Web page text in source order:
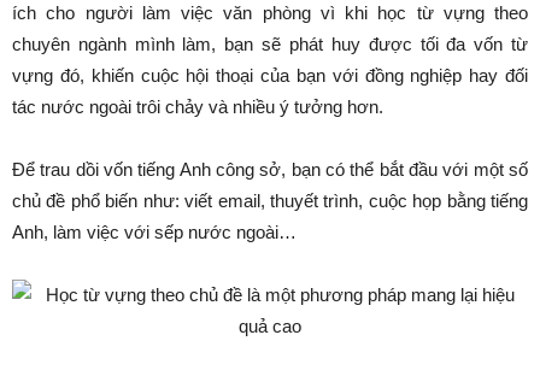
ích cho người làm việc văn phòng vì khi học từ vựng theo
chuyên ngành mình làm, bạn sẽ phát huy được tối đa vốn từ
vựng đó, khiến cuộc hội thoại của bạn với đồng nghiệp hay đối
tác nước ngoài trôi chảy và nhiều ý tưởng hơn.
Để trau dồi vốn tiếng Anh công sở, bạn có thể bắt đầu với một số
chủ đề phổ biến như: viết email, thuyết trình, cuộc họp bằng tiếng
Anh, làm việc với sếp nước ngoài…